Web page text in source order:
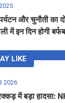
और चुनौती का
में इन दिन होगी
LIKE
2026
में बड़ा हादसा: